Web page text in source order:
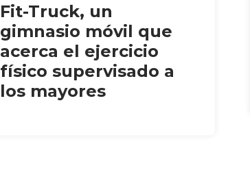
Fit-Truck, un
gimnasio móvil que
acerca el ejercicio
físico supervisado a
los mayores